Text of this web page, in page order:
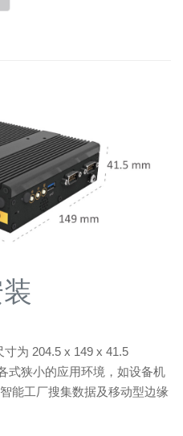
为 204.5 x 149 x 41.5
式狭小的应用环境，如设备机
能工厂搜集数据及移动型边缘